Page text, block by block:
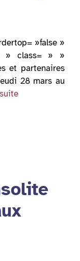
»false »
» class= » »
et partenaires
28 mars au